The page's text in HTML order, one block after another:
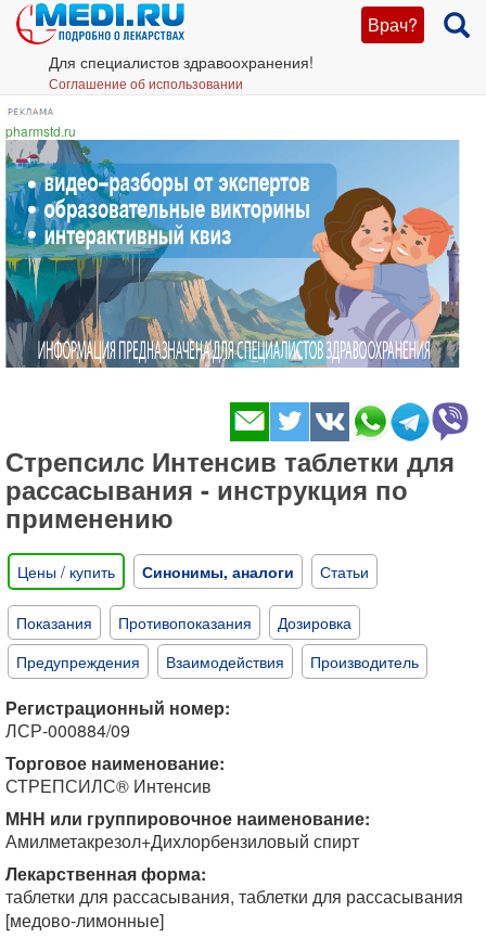
Врач?
Для специалистов здравоохранения!
Соглашение об использовании
pharmstd.ru
Стрепсилс Интенсив таблетки для
рассасывания - инструкция по
применению
Цены / купить Синонимы, аналоги Статьи
Показания Противопоказания
Дозировка
Предупреждения
Взаимодействия Производитель
Регистрационный номер:
ЛСР-000884/09
Торговое наименование:
СТРЕПСИЛС® Интенсив
МНН или группировочное наименование:
Амилметакрезол+Дихлорбензиловый спирт
Лекарственная форма:
таблетки для рассасывания, таблетки для рассасывания
[медово-лимонные]